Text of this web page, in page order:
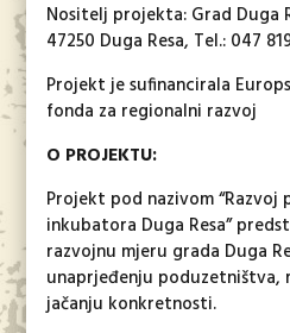
Nositelj projekta: Grad Duga
47250 Duga Resa, Tel.: 047
Projekt je sufinancirala
fonda za regionalni razvoj
O PROJEKTU:
Projekt pod nazivom “Razvoj
inkubatora Duga Resa”
razvojnu mjeru grada Duga
unaprjeđenju poduzetništva,
jačanju konkretnosti.